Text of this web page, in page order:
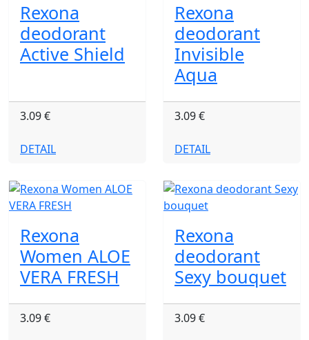
Rexona
deodorant
Active Shield
3.09 €
DETAIL
Rexona
deodorant
Invisible
Aqua
3.09 €
DETAIL
Rexona
Women ALOE
VERA FRESH
3.09 €
Rexona
deodorant
Sexy bouquet
3.09 €